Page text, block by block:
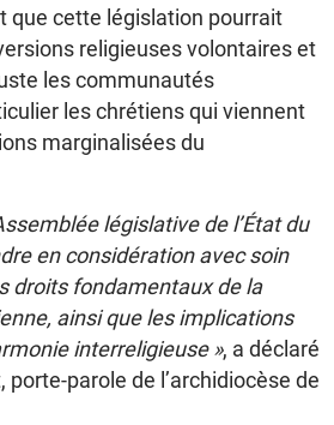
que cette législation pourrait
religieuses volontaires et
les communautés
les chrétiens qui viennent
marginalisées du
législative de l’État du
en considération avec soin
droits fondamentaux de la
ainsi que les implications
interreligieuse », a déclaré
porte-parole de l’archidiocèse de